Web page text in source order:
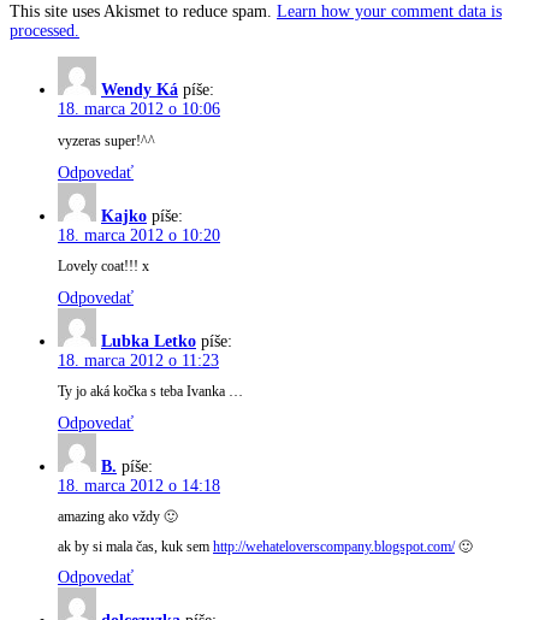
This site uses Akismet to reduce spam. Learn how your comment data is
processed.
Wendy Ká píše:
18. marca 2012 o 10:06
vyzeras super!^^
Odpovedať
Kajko píše:
18. marca 2012 o 10:20
Lovely coat!!! x
Odpovedať
Lubka Letko píše:
18. marca 2012 o 11:23
Ty jo aká kočka s teba Ivanka …
Odpovedať
B. píše:
18. marca 2012 o 14:18
amazing ako vždy 🙂
ak by si mala čas, kuk sem http://wehateloverscompany.blogspot.com/🙂
Odpovedať